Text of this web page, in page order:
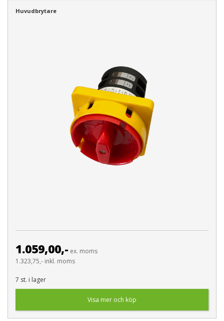
Huvudbrytare
1.059,00,- ex. moms
1.323,75,- inkl. moms
7 st. i lager
Visa mer och köp